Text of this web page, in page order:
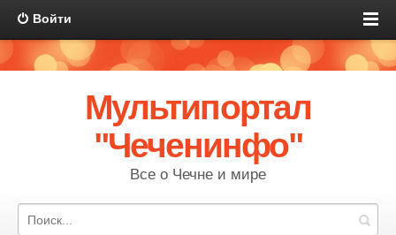
Войти
Мультипортал
"Чеченинфо"
Все о Чечне и мире